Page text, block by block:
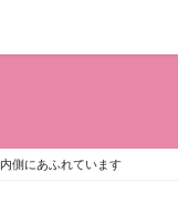
側にあふれています